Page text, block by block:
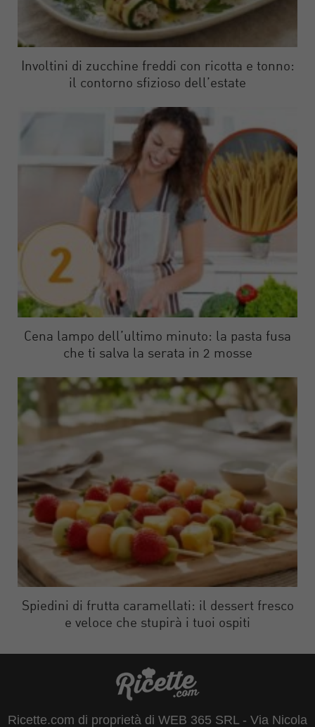
Involtini di zucchine freddi con ricotta e tonno:
il contorno sfizioso dell’estate
Cena lampo dell’ultimo minuto: la pasta fusa
che ti salva la serata in 2 mosse
Spiedini di frutta caramellati: il dessert fresco
e veloce che stupirà i tuoi ospiti
Ricette.com di proprietà di WEB 365 SRL - Via Nicola